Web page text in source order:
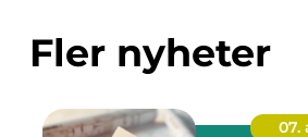
Fler nyheter
07.